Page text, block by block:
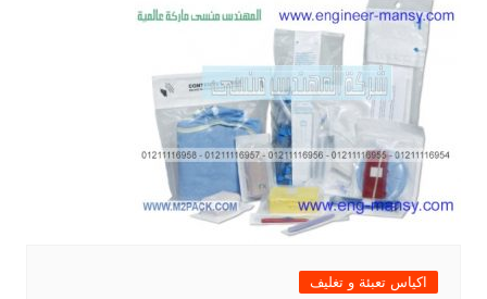
اكياس تعبئة و تغليف